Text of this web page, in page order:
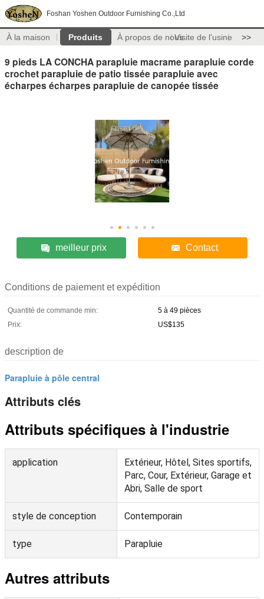
Foshan Yoshen Outdoor Furnishing Co.,Ltd
À la maison Produits À propos de nousVisite de l'usine >>
9 pieds LA CONCHA parapluie macrame parapluie corde
crochet parapluie de patio tissée parapluie avec
écharpes écharpes parapluie de canopée tissée
meilleur prix Contact
Conditions de paiement et expédition
Quantité de commande min:
5 à 49 pièces
Prix:
US$135
description de
Parapluie à pôle central
Attributs clés
Attributs spécifiques à l'industrie
application
Extérieur, Hôtel, Sites sportifs,
Parc, Cour, Extérieur, Garage et
Abri, Salle de sport
style de conception Contemporain
type Parapluie
Autres attributs